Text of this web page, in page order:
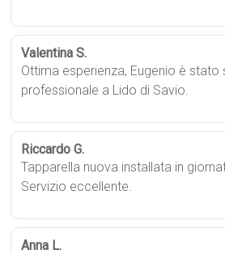
Valentina S.
Ottima esperienza, Eugenio è stato
professionale a Lido di Savio.
Riccardo G.
Tapparella nuova installata in
Servizio eccellente.
Anna L.